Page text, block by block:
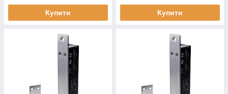
Купити Купити